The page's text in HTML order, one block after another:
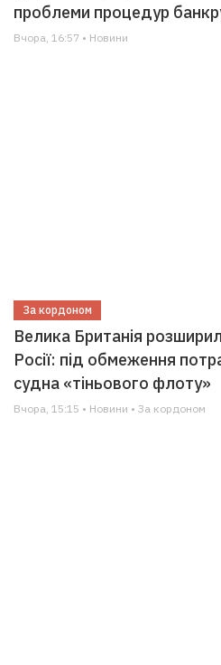
проблеми процедур
Вчора, 16:57 • Новини
За кордоном
Велика Британія
Росії: під обмеження
судна «тіньового флоту»
Вчора, 15:15 • Новини • За кордоном